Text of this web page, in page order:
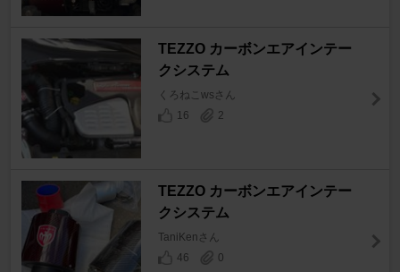
TEZZO カーボンエアインテー
クシステム
くろねこwsさん
16
2
TEZZO カーボンエアインテー
クシステム
TaniKenさん
46
0